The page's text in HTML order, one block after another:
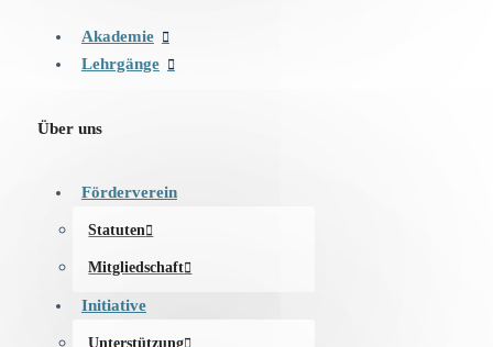
Akademie
Lehrgänge
Über uns
Förderverein
Statuten
Mitgliedschaft
Initiative
Unterstützung